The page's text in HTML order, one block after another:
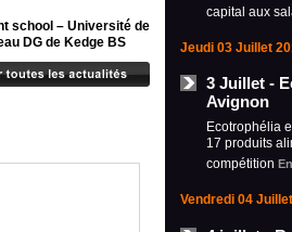
school – Université de
DG de Kedge BS
capital aux
Jeudi 03 Juillet
3 Juillet -
Avignon
Ecotrophélia
17 produits
compétition
Vendredi 04